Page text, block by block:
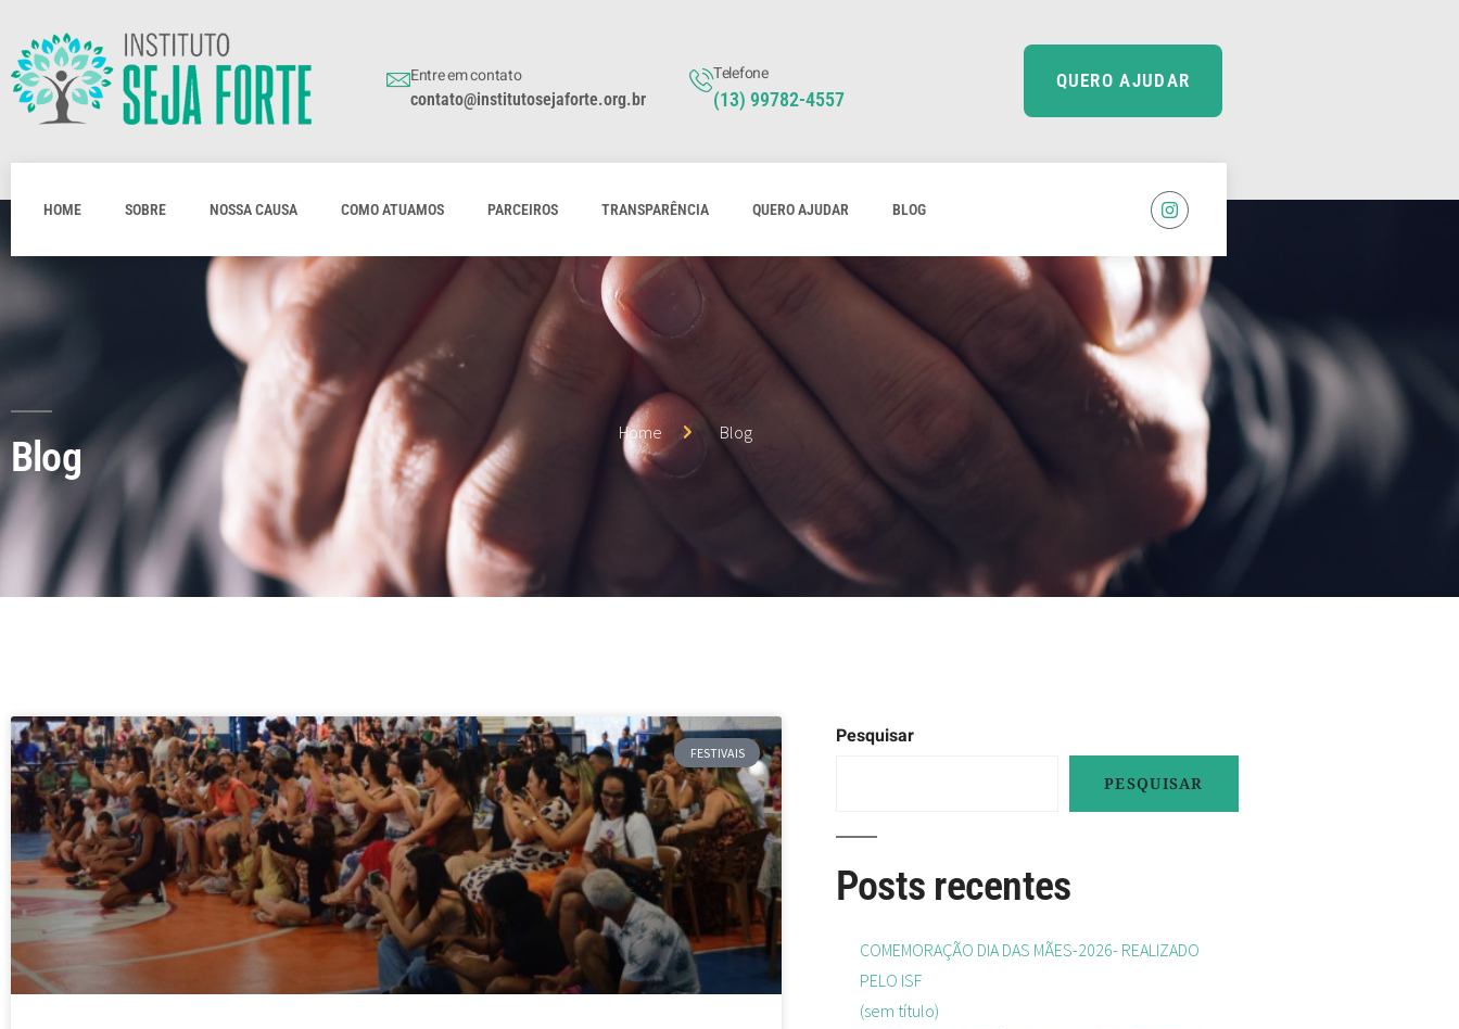
Entre em contato
contato@institutosejaforte.org.br
Telefone
(13) 99782-4557
QUERO AJUDAR
HOME SOBRE NOSSA CAUSA COMO ATUAMOS PARCEIROS TRANSPARÊNCIA QUERO AJUDAR BLOG
Blog
Home Blog
FESTIVAIS
Pesquisar
PESQUISAR
Posts recentes
COMEMORAÇÃO DIA DAS MÃES-2026- REALIZADO
PELO ISF
(sem título)